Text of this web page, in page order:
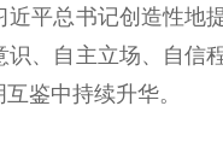
平总书记创造性地
、自主立场、自信
鉴中持续升华。